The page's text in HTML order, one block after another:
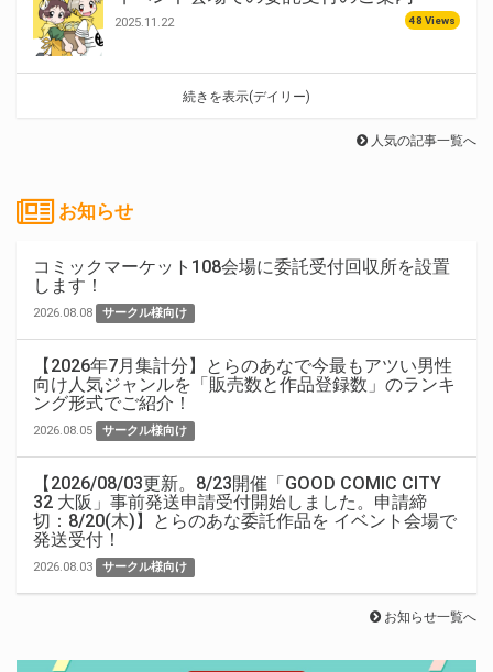
2025.11.22 48 Views
続きを表示(デイリー)
人気の記事一覧へ
お知らせ
コミックマーケット108会場に委託受付回収所を設置
します！
2026.08.08 サークル様向け
【2026年7月集計分】とらのあなで今最もアツい男性
向け人気ジャンルを「販売数と作品登録数」のランキ
ング形式でご紹介！
2026.08.05 サークル様向け
【2026/08/03更新。8/23開催「GOOD COMIC CITY
32 大阪」事前発送申請受付開始しました。申請締
切：8/20(木)】とらのあな委託作品を イベント会場で
発送受付！
2026.08.03 サークル様向け
お知らせ一覧へ